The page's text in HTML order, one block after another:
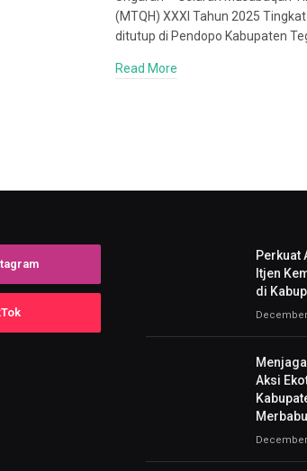
(MTQH) XXXI Tahun 2025
ditutup di Pendopo Kabupaten
Read More
Perkuat
Itjen
di
Aksi
Merbabu